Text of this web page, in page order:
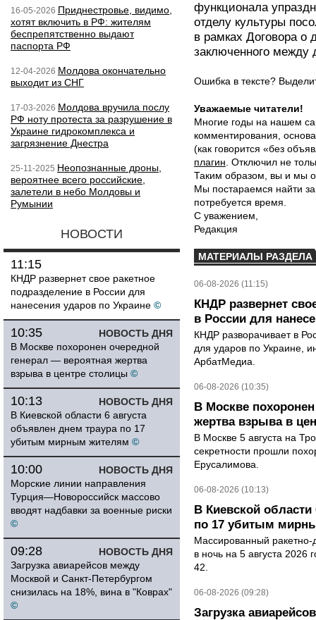
16-05-2026 Приднестровье, видимо,
хотят включить в РФ: жителям
беспрепятственно выдают
паспорта РФ
12-04-2026 Молдова окончательно
выходит из СНГ
17-03-2026 Молдова вручила послу
РФ ноту протеста за разрушение в
Украине гидрокомплекса и
загрязнение Днестра
25-11-2025 Неопознанные дроны,
вероятнее всего российские,
залетели в небо Молдовы и
Румынии
НОВОСТИ
11:15
КНДР развернет свое ракетное
подразделение в России для
нанесения ударов по Украине ©
НОВОСТЬ ДНЯ
10:35
В Москве похоронен очередной
генерал — вероятная жертва
взрыва в центре столицы ©
НОВОСТЬ ДНЯ
10:13
В Киевской области 6 августа
объявлен днем траура по 17
убитым мирным жителям ©
НОВОСТЬ ДНЯ
10:00
Морские линии направления
Турция—Новороссийск массово
вводят надбавки за военные риски
©
НОВОСТЬ ДНЯ
09:28
Загрузка авиарейсов между
Москвой и Санкт-Петербургом
снизилась на 18%, вина в "Коврах"
©
функционала
отделу культуры
в рамках Договора о
заключенного между
Ошибка в тексте?
Уважаемые читатели!
Многие годы на нашем
комментирования,
(как говорится «без
плагин . Отключил не
Таким образом, вы и мы
Мы постараемся найти
потребуется время.
С уважением,
Редакция
МАТЕРИАЛЫ РАЗДЕЛА
06-08-2026 (11:15)
КНДР развернет
в России для
КНДР разворачивает в
для ударов по Украине,
АрбатМедиа.
06-08-2026 (10:35)
В Москве
жертва взрыва в
В Москве 5 августа на
секретности прошли
Ерусалимова.
06-08-2026 (10:13)
В Киевской
по 17 убитым
Массированный ракетно-
в ночь на 5 августа 2026
42.
06-08-2026 (09:28)
Загрузка